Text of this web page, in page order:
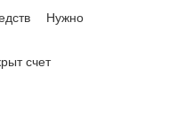
Нужно
счет